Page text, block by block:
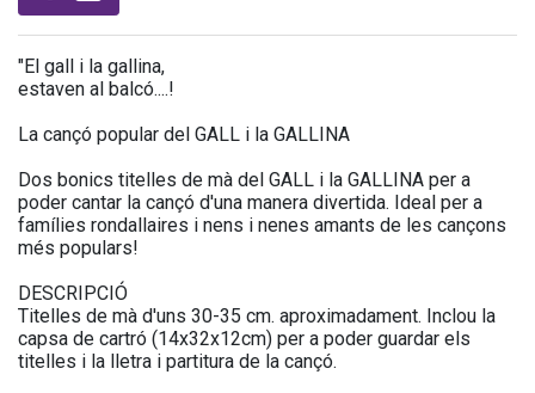
"El gall i la gallina,
estaven al balcó....!
La cançó popular del GALL i la GALLINA
Dos bonics titelles de mà del GALL i la GALLINA per a
poder cantar la cançó d'una manera divertida. Ideal per a
famílies rondallaires i nens i nenes amants de les cançons
més populars!
DESCRIPCIÓ
Titelles de mà d'uns 30-35 cm. aproximadament. Inclou la
capsa de cartró (14x32x12cm) per a poder guardar els
titelles i la lletra i partitura de la cançó.